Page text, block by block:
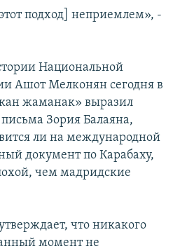
подход] неприемлем», -
Национальной
Ашот Мелконян сегодня в
жаманак» выразил
Зория Балаяна,
ли на международной
документ по Карабаху,
чем мадридские
что никакого
момент не